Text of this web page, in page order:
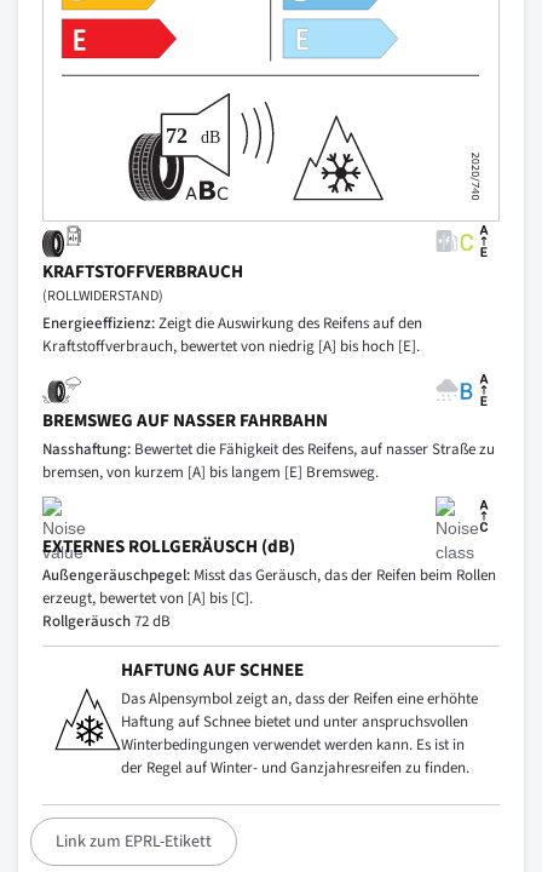
KRAFTSTOFFVERBRAUCH
(ROLLWIDERSTAND)
Energieeffizienz:Zeigt die Auswirkung des Reifens auf den
Kraftstoffverbrauch, bewertet von niedrig [A] bis hoch [E].
BREMSWEG AUF NASSER FAHRBAHN
Nasshaftung: Bewertet die Fähigkeit des Reifens, auf nasser Straße zu
bremsen, von kurzem [A] bis langem [E] Bremsweg.
EXTERNES ROLLGERÄUSCH (dB)
Außengeräuschpegel: Misst das Geräusch, das der Reifen beim Rollen
erzeugt, bewertet von [A] bis [C].
Rollgeräusch72 dB
HAFTUNG AUF SCHNEE
Das Alpensymbol zeigt an, dass der Reifen eine erhöhte
Haftung auf Schnee bietet und unter anspruchsvollen
Winterbedingungen verwendet werden kann. Es ist in
der Regel auf Winter- und Ganzjahresreifen zu finden.
Link zum EPRL-Etikett